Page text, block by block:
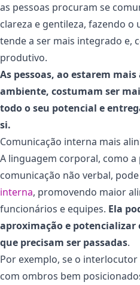
as pessoas procuram se
clareza e gentileza, fazendo
tende a ser mais integrado e,
produtivo.
As pessoas, ao estarem
ambiente, costumam ser
todo o seu potencial e
si.
Comunicação interna mais
A linguagem corporal, como
comunicação não verbal,
interna, promovendo maior
funcionários e equipes. Ela
aproximação e potencializar
que precisam ser passadas.
Por exemplo, se o
com ombros bem